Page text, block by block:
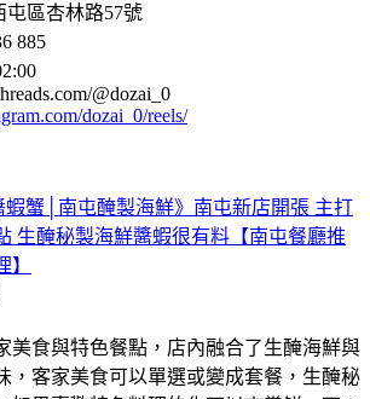
屯區杏林路57號
885
@dozai_0
dozai_0/reels/
蟹│南屯醃製海鮮》南屯新店開張 主打
生醃秘製海鮮醬蝦很有料【南屯餐廳推
美食與特色餐點，店內融合了生醃海鮮與
，客家美食可以單選或變成套餐，生醃秘